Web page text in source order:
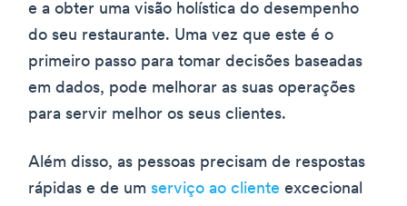
e a obter uma visão holística do desempenho
do seu restaurante. Uma vez que este é o
primeiro passo para tomar decisões baseadas
em dados, pode melhorar as suas operações
para servir melhor os seus clientes.
Além disso, as pessoas precisam de respostas
rápidas e de um serviço ao cliente excecional